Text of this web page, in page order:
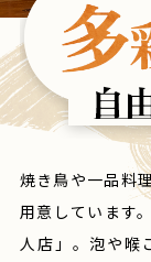
焼き鳥や一品料
用意しています
人店」。泡や喉